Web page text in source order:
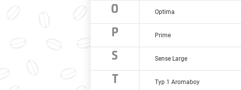
O Optima
P Prime
S Sense Large
T Typ 1 Aromaboy